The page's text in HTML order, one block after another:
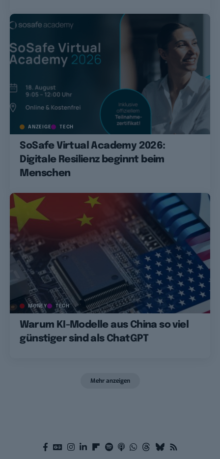
ANZEIGE TECH
SoSafe Virtual Academy 2026:
Digitale Resilienz beginnt beim
Menschen
MONEY TECH
Warum KI-Modelle aus China so viel
günstiger sind als ChatGPT
Mehr anzeigen